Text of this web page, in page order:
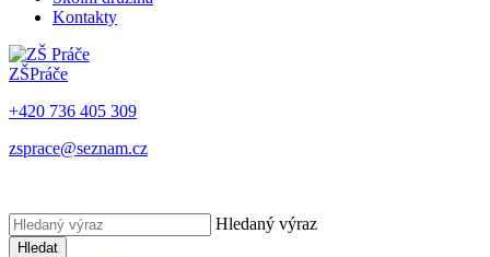
Kontakty
ZŠPráče
+420 736 405 309
zsprace@seznam.cz
Hledaný výraz
Hledat